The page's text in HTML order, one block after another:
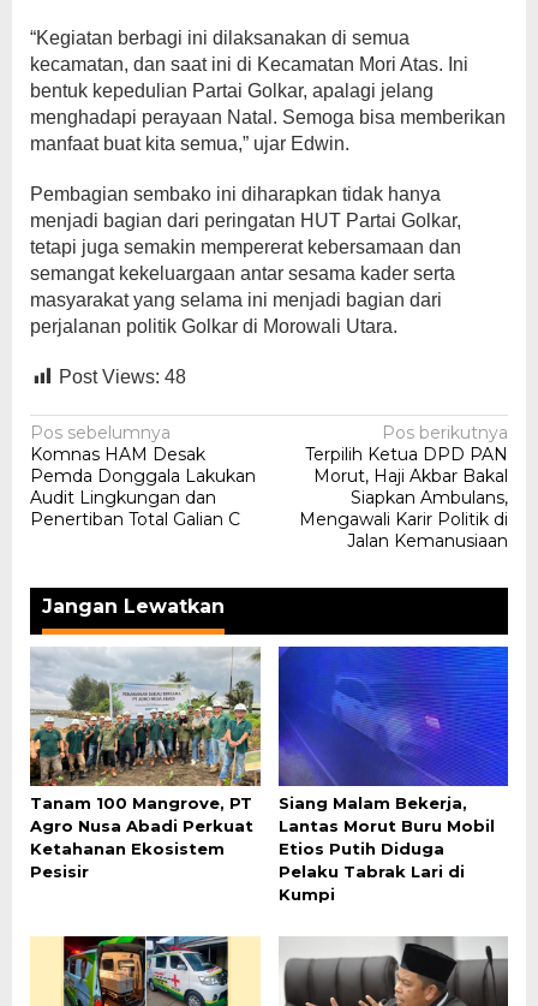
“Kegiatan berbagi ini dilaksanakan di semua
kecamatan, dan saat ini di Kecamatan Mori Atas. Ini
bentuk kepedulian Partai Golkar, apalagi jelang
menghadapi perayaan Natal. Semoga bisa memberikan
manfaat buat kita semua,” ujar Edwin.
Pembagian sembako ini diharapkan tidak hanya
menjadi bagian dari peringatan HUT Partai Golkar,
tetapi juga semakin mempererat kebersamaan dan
semangat kekeluargaan antar sesama kader serta
masyarakat yang selama ini menjadi bagian dari
perjalanan politik Golkar di Morowali Utara.
Post Views: 48
Navigasi
pos
Pos sebelumnya
Komnas HAM Desak
Pemda Donggala Lakukan
Audit Lingkungan dan
Penertiban Total Galian C
Pos berikutnya
Terpilih Ketua DPD PAN
Morut, Haji Akbar Bakal
Siapkan Ambulans,
Mengawali Karir Politik di
Jalan Kemanusiaan
Jangan Lewatkan
Tanam 100 Mangrove, PT
Agro Nusa Abadi Perkuat
Ketahanan Ekosistem
Pesisir
Siang Malam Bekerja,
Lantas Morut Buru Mobil
Etios Putih Diduga
Pelaku Tabrak Lari di
Kumpi